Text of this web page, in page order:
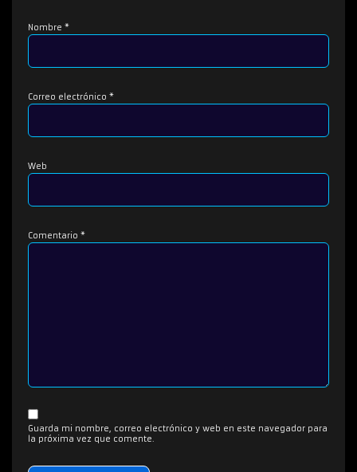
Nombre *
Correo electrónico *
Web
Comentario *
Guarda mi nombre, correo electrónico y web en este navegador para
la próxima vez que comente.